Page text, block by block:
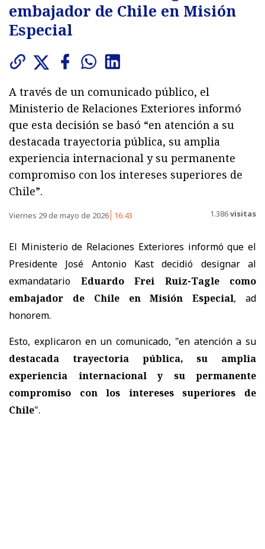
embajador de Chile en Misión
Especial
A través de un comunicado público, el
Ministerio de Relaciones Exteriores informó
que esta decisión se basó “en atención a su
destacada trayectoria pública, su amplia
experiencia internacional y su permanente
compromiso con los intereses superiores de
Chile”.
Viernes 29 de mayo de 2026 16:43 1.386visitas
El Ministerio de Relaciones Exteriores informó que el
Presidente José Antonio Kast decidió designar al
exmandatario Eduardo Frei Ruiz-Tagle como
embajador de Chile en Misión Especial, ad
honorem.
Esto, explicaron en un comunicado, "en atención a su
destacada trayectoria pública, su amplia
experiencia internacional y su permanente
compromiso con los intereses superiores de
Chile".